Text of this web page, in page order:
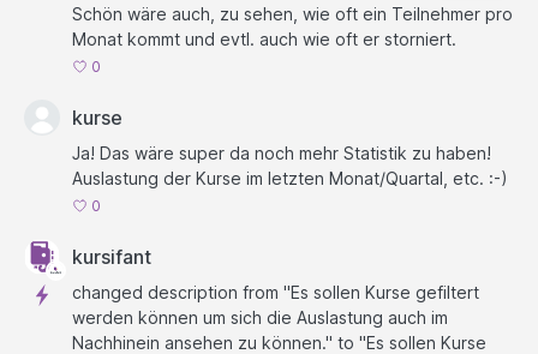
Schön wäre auch, zu sehen, wie oft ein Teilnehmer pro
Monat kommt und evtl. auch wie oft er storniert.
0
kurse
Ja! Das wäre super da noch mehr Statistik zu haben!
Auslastung der Kurse im letzten Monat/Quartal, etc. :-)
0
kursifant
changed description from "Es sollen Kurse gefiltert
werden können um sich die Auslastung auch im
Nachhinein ansehen zu können." to "Es sollen Kurse